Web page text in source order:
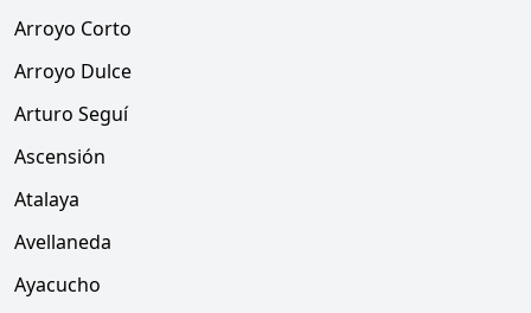
Arroyo Corto
Arroyo Dulce
Arturo Seguí
Ascensión
Atalaya
Avellaneda
Ayacucho